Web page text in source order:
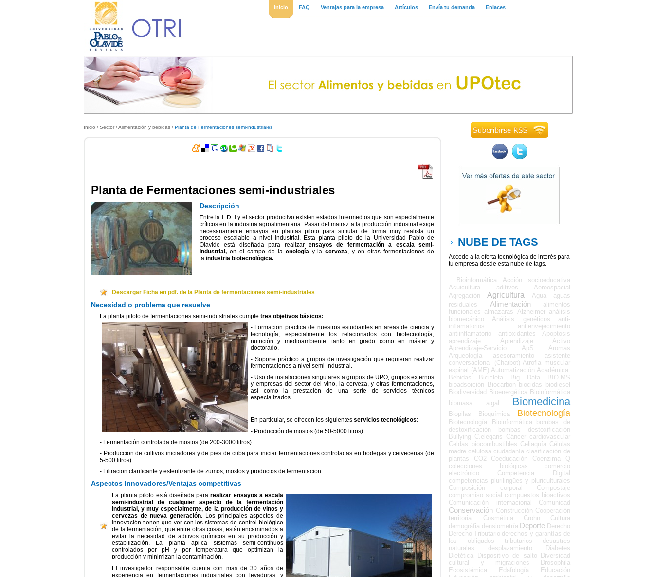
Inicio FAQ Ventajas para la empresa Artículos Envía tu demanda Enlaces
Inicio / Sector /Alimentación y bebidas / Planta de Fermentaciones semi-industriales
Planta de Fermentaciones semi-industriales
Descripción
Entre la I+D+i y el sector productivo existen estados intermedios que son especialmente
críticos en la industria agroalimentaria. Pasar del matraz a la producción industrial exige
necesariamente ensayos en plantas piloto para simular de forma muy realista un
proceso escalable a nivel industrial. Esta planta piloto de la Universidad Pablo de
Olavide está diseñada para realizarensayos de fermentación a escala semi-
industrial, en el campo de la enologíay lacerveza, y en otras fermentaciones de
la industria biotecnológica.
Descargar Ficha en pdf. de la Planta de fermentaciones semi-industriales
Necesidad o problema que resuelve
La planta piloto de fermentaciones semi-industriales cumple tres objetivos básicos:
- Formación práctica de nuestros estudiantes en áreas de ciencia y
tecnología, especialmente los relacionados con biotecnología,
nutrición y medioambiente, tanto en grado como en máster y
doctorado.
- Soporte práctico a grupos de investigación que requieran realizar
fermentaciones a nivel semi-industrial.
- Uso de instalaciones singulares a grupos de UPO, grupos externos
y empresas del sector del vino, la cerveza, y otras fermentaciones,
así como la prestación de una serie de servicios técnicos
especializados.
En particular, se ofrecen los siguientes servicios tecnológicos:
- Producción de mostos (de 50-5000 litros).
- Fermentación controlada de mostos (de 200-3000 litros).
- Producción de cultivos iniciadores y de pies de cuba para iniciar fermentaciones controladas en bodegas y cervecerías (de
5-500 litros).
- Filtración clarificante y esterilizante de zumos, mostos y productos de fermentación.
Aspectos Innovadores/Ventajas competitivas
La planta piloto está diseñada pararealizar ensayos a escala
semi-industrial de cualquier aspecto de la fermentación
industrial, y muy especialmente, de la producción de vinos y
cervezas de nueva generación. Los principales aspectos de
innovación tienen que ver con los sistemas de control biológico
de la fermentación, que entre otras cosas, están encaminados a
evitar la necesidad de aditivos químicos en su producción y
estabilización. La planta aplica sistemas semi-contínuos
controlados por pH y por temperatura que optimizan la
producción y minimizan la contaminación.
El investigador responsable cuenta con mas de 30 años de
experiencia en fermentaciones industriales con levaduras, y
NUBE DE TAGS
Accede a la oferta tecnológica de interés para
tu empresa desde esta nube de tags.
: Bioinformática
Acción socioeducativa
Acuicultura
aditivos
Aeroespacial
Agregación
Agricultura Agua
aguas
residuales
Alimentación
alimentos
funcionales almazaras Alzheimer análisis
biomecánico
Análisis genéticos
anti-
inflamatorios
antienvejecimiento
antiinflamatorio
antioxidantes
Apoptosis
aprendizaje
Aprendizaje Activo
Aprendizaje-Servicio
ApS
Aromas
Arqueología
asesoramiento
asistente
conversacional (Chatbot) Atrofia muscular
espinal (AME) Automatización Académica.
Bebidas
Bicicleta Big Data
BIO-MS
bioadsorción
Biocarbon biocidas
biodiesel
Biodiversidad
Bioenergética Bioinformática
biomasa algal
Biomedicina
Biopilas Bioquímica Biotecnología
Biotecnología Bioinformática
bombas de
destoxificación
bombas destoxificación
Bullying C.elegans Cáncer cardiovascular
Celdas biocombustibles Celiaquía Células
madre celulosa ciudadanía clasificación de
plantas
CO2 Coeducación
Coenzima Q
colecciones biológicas
comercio
electrónico
Competencia Digital
competencias plurilingües y pluriculturales
Composición corporal
Compostaje
compromiso social compuestos bioactivos
Comunicación internacional
Comunidad
Conservación Construcción Cooperación
territorial
Cosmética Crohn
Cultura
demográfia densiometría Deporte Derecho
Derecho Tributario derechos y garantías de
los obligados tributarios
desastres
naturales
desplazamiento
Diabetes
Dietética
Dispositivo de salto
Diversidad
cultural y migraciones
Drosophila
Ecosistémica
Edafología
Educación